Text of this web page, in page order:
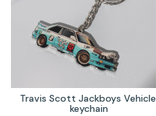
Travis Scott Jackboys Vehicle
keychain